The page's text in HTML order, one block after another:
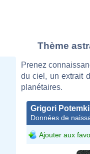
Thème
Prenez
du ciel, un extrait
planétaires.
Grigori
Données de
Ajouter aux